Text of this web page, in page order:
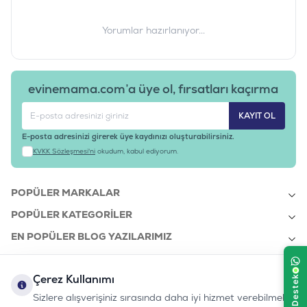
Yorumlar hazırlanıyor...
evinemama.com’a üye ol, fırsatları kaçırma
KAYIT OL
E-posta adresinizi girerek üye kaydınızı oluşturabilirsiniz.
KVKK Sözleşmesi'ni okudum, kabul ediyorum.
POPÜLER MARKALAR
POPÜLER KATEGORILER
EN POPÜLER BLOG YAZILARIMIZ
KURUMSAL
Çerez Kullanımı
Sizlere alışverişiniz sırasında daha iyi hizmet verebilmek